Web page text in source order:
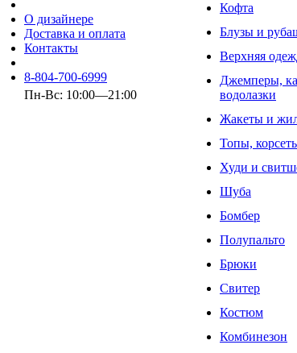
О дизайнере
Доставка и оплата
Контакты
8-804-700-6999
Пн-Вс: 10:00—21:00
Кофта
Блузы и
Верхняя
Джемперы,
водолазки
Жакеты и
Топы,
Худи и
Шуба
Бомбер
Полупальто
Брюки
Свитер
Костюм
Комбинезон